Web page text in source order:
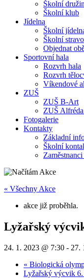
Školní
Školní klub
Jídelna
Školní
Školní
Objednat
Sportovní hala
Rozvrh hala
Rozvrh
Víkendové
ZUŠ
ZUŠ B-Art
ZUŠ
Fotogalerie
Kontakty
Základní
Školní
« Všechny Akce
akce již proběhla.
Lyžařský
24. 1. 2023 @ 7:30 - 27.
« Biologická
Lyžařský výcvik